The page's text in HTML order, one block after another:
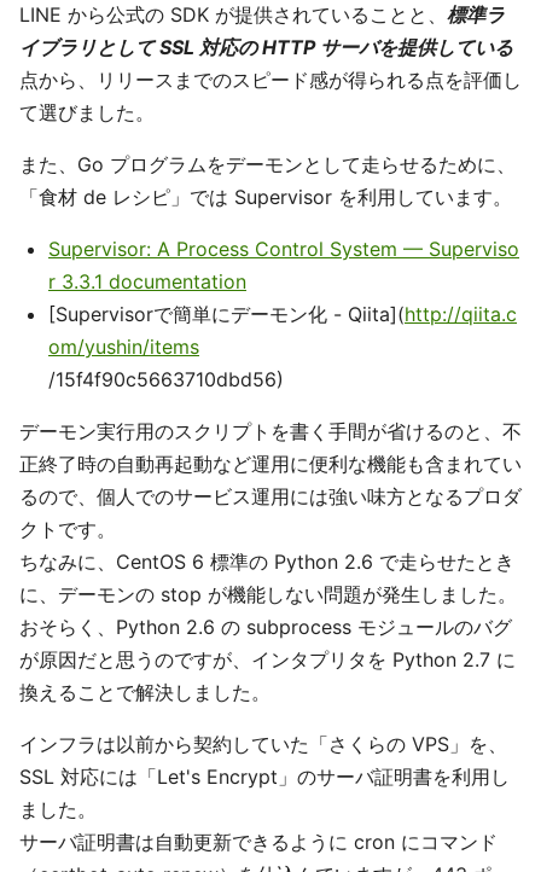
LINE から公式の SDK が提供されていることと、 標準ラ
イブラリとして SSL 対応の HTTP サーバを提供している
点から、リリースまでのスピード感が得られる点を評価し
て選びました。
また、Go プログラムをデーモンとして走らせるために、
「食材 de レシピ」では Supervisor を利用しています。
Supervisor: A Process Control System — Superviso
r 3.3.1 documentation
[Supervisorで簡単にデーモン化 - Qiita](http://qiita.c
om/yushin/items
/15f4f90c5663710dbd56)
デーモン実行用のスクリプトを書く手間が省けるのと、不
正終了時の自動再起動など運用に便利な機能も含まれてい
るので、個人でのサービス運用には強い味方となるプロダ
クトです。
ちなみに、CentOS 6 標準の Python 2.6 で走らせたとき
に、デーモンの stop が機能しない問題が発生しました。
おそらく、Python 2.6 の subprocess モジュールのバグ
が原因だと思うのですが、インタプリタを Python 2.7 に
換えることで解決しました。
インフラは以前から契約していた「さくらの VPS」を、
SSL 対応には「Let's Encrypt」のサーバ証明書を利用し
ました。
サーバ証明書は自動更新できるように cron にコマンド